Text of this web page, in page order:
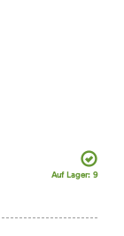
Auf Lager: 9